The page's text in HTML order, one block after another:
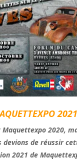
2021
2020,
devions de réussir
2021 de